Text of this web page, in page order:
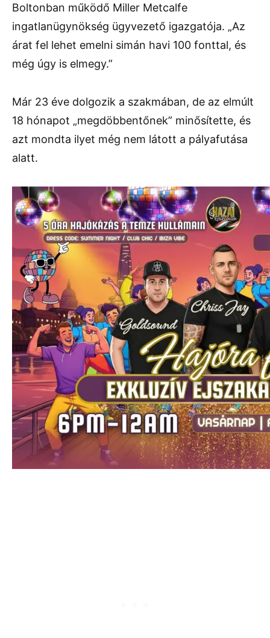
Boltonban működő Miller Metcalfe
ingatlanügynökség ügyvezető igazgatója. „Az
árat fel lehet emelni simán havi 100 fonttal, és
még úgy is elmegy.”
Már 23 éve dolgozik a szakmában, de az elmúlt
18 hónapot „megdöbbentőnek” minősítette, és
azt mondta ilyet még nem látott a pályafutása
alatt.